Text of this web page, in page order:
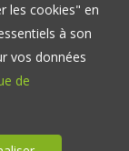
les cookies" en
à son
vos données
de